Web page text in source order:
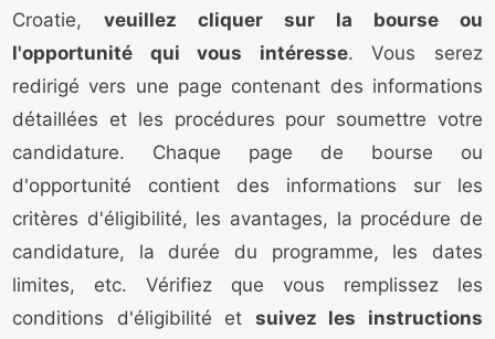
Croatie,veuillez cliquer sur la bourse ou
l'opportunité qui vous intéresse. Vous serez
redirigé vers une page contenant des informations
détaillées et les procédures pour soumettre votre
candidature. Chaque page de bourse ou
d'opportunité contient des informations sur les
critères d'éligibilité, les avantages, la procédure de
candidature, la durée du programme, les dates
limites, etc. Vérifiez que vous remplissez les
conditions d'éligibilité et suivez les instructions